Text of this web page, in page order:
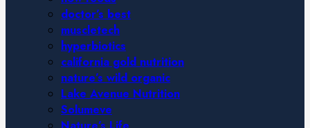
doctor’s best
muscletech
hyperbiotics
california gold nutrition
nature’s wild organic
Lake Avenue Nutrition
Solumeve